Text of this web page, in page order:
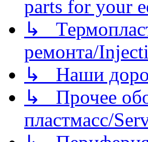
parts for your
↳
ремонта/
↳ Наши
↳ Прочее
пластмасс/